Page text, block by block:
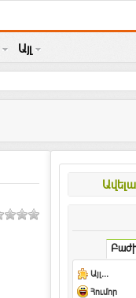
Այլ
Այլ...
Հումոր